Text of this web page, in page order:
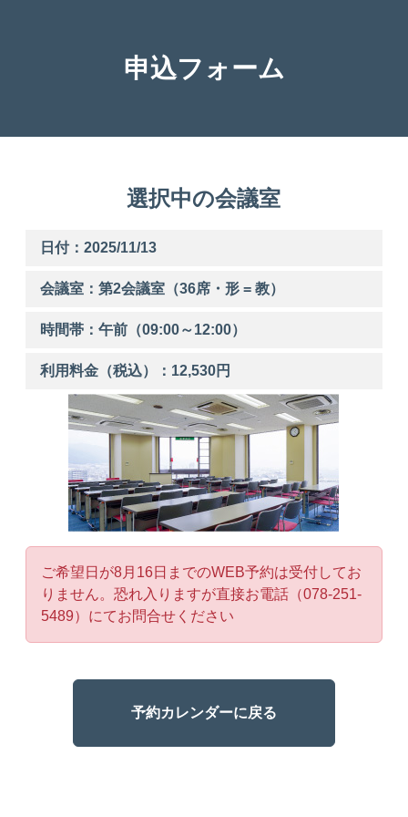
申込フォーム
選択中の会議室
日付：2025/11/13
会議室：第2会議室（36席・形 = 教）
時間帯：午前 （09:00～12:00）
利用料金（税込）： 12,530円
ご希望日が8月16日までのWEB予約は受付してお
りません。恐れ入りますが直接お電話（078-251-
5489）にてお問合せください
予約カレンダーに戻る